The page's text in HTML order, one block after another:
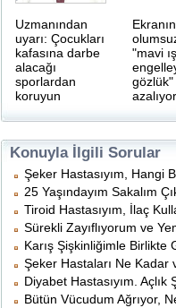
Uzmanından
uyarı: Çocukları
kafasına darbe
alacağı
sporlardan
koruyun
"mavi
gözlük"
azalıyor
Konuyla İlgili Sorular
Şeker Hastasıyım, Hangi
25 Yaşındayım Sakalım
Tiroid Hastasıyım, İlaç
Sürekli Zayıflıyorum ve
Karış Şişkinliğimle
Şeker Hastaları Ne
Diyabet Hastasıyım.
Bütün Vücudum Ağrıyor,